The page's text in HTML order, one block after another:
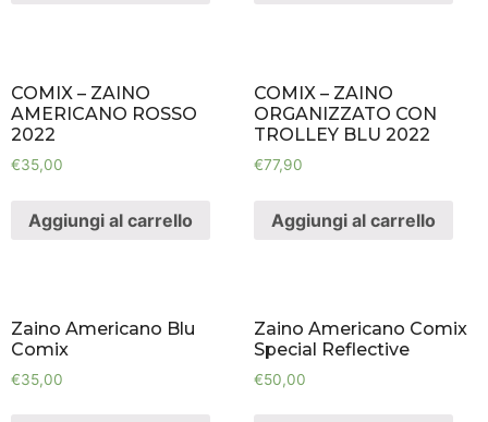
COMIX – ZAINO
AMERICANO ROSSO
2022
€35,00
Aggiungi al carrello
COMIX – ZAINO
ORGANIZZATO CON
TROLLEY BLU 2022
€77,90
Aggiungi al carrello
Zaino Americano Blu
Comix
€35,00
Zaino Americano Comix
Special Reflective
€50,00